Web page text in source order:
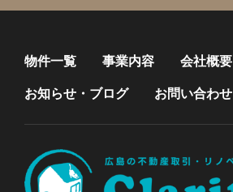
物件一覧 事業内容 会社概要
お知らせ・ブログ お問い合わせ